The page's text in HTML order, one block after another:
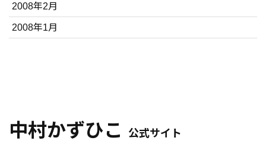
2008年2月
2008年1月
中村かずひこ 公式サイト